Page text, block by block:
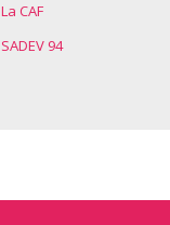
La CAF
SADEV 94